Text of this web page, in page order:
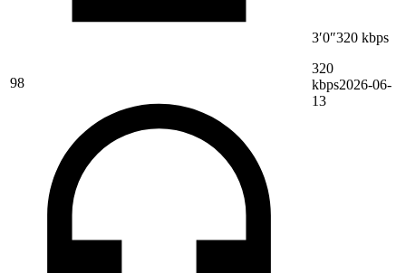
98
3′0″320 kbps
320
kbps2026-06-
13